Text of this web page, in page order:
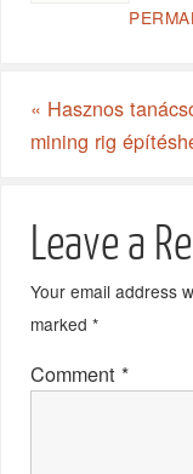
« Hasznos
mining rig
Leave a
Your email address
marked*
Comment*